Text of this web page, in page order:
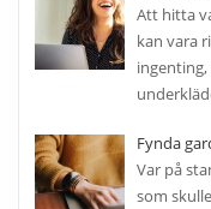
Att hitta
kan vara
Fynda
Var på
som